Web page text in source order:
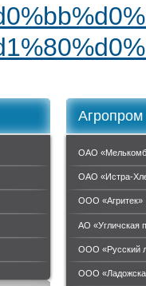
Агропром
ОАО
ОАО «Истра-
ООО «Агритек»
АО «Угличская
ООО «Русский
ООО